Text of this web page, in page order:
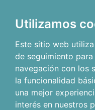
Utilizamos
Este sitio web
de seguimiento
navegación con los
la funcionalidad
una mejor
interés en nuestros